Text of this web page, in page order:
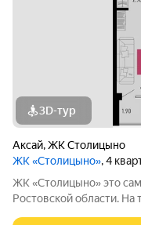
3D-тур
Аксай,ЖК Столицыно
ЖК «Столицыно», 4
ЖК «Столицыно» это самый масштабный проект ГК ТОЧНО в
Ростовской области. На